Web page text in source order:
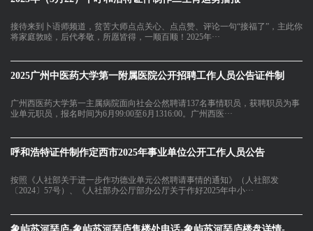
接待来到卜语师频道，贫苦大师点点关心、点点赞、评论一句“接福了”，主此你
将家庭敦睦，后代孝敬，所愿皆得，一顺百顺！2025年···
2025广州中医药大学第一附属医院公开招聘工作人员公告证件制
广州西医药大学第一主属病院面向社会公然聘请137名事情职员，获聘职员为事
业单元职员，报名时间为6月99:00至6月1316:00。广州西医···
呼和浩特证件制作定西市2025年事业单位公开工作人员公告
按照《人社部关于进一步作功德业单元公然聘请事情的通知》（人社部发
〔2024〕57号）、《人社部办公厅部办公厅关于作好2025年中小···